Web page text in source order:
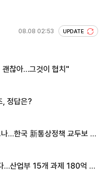
08.08 02:53 UPDATE
찮아…그것이 협치"
, 정답은?
…한국 新통상정책 교두보 활
…산업부 15개 과제 180억 지